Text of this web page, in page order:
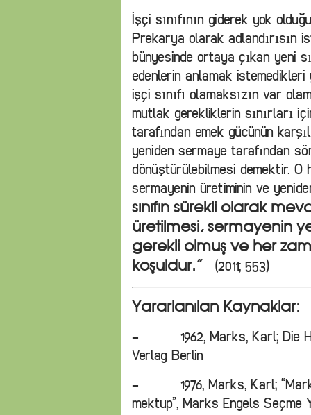
İşçi sınıfının giderek yok
Prekarya olarak adlandırısın
bünyesinde ortaya çıkan yeni
edenlerin anlamak
işçi sınıfı olamaksızın var
mutlak gerekliklerin sınırları
tarafından emek gücünün
yeniden sermaye tarafından
dönüştürülebilmesi demektir. O
sermayenin üretiminin ve
sınıfın sürekli olarak
üretilmesi, sermayenin
gerekli olmuş ve her
koşuldur.” (2011; 553)
Yararlanılan Kaynaklar:
- 1962, Marks, Karl; Die
Verlag Berlin
- 1976, Marks, Karl;
mektup”, Marks Engels Seçme